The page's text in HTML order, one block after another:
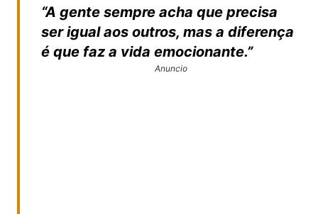
“A gente sempre acha que precisa
ser igual aos outros, mas a diferença
é que faz a vida emocionante.”
Anuncio